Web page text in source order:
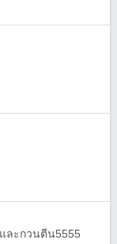
ละกวนตีน5555